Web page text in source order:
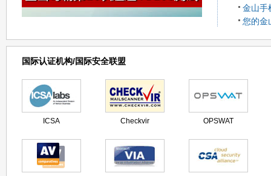
东方之
金山手
一
您的金
亚洲反
猎豹移
国际认证机构/国际安全联盟
ICSA Checkvir OPSWAT